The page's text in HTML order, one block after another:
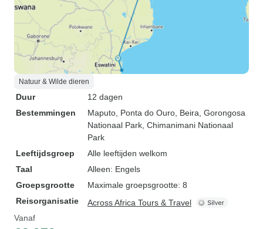
Natuur & Wilde dieren
Duur
12 dagen
Bestemmingen
Maputo , Ponta do Ouro , Beira , Gorongosa
Nationaal Park , Chimanimani Nationaal
Park
Leeftijdsgroep
Alle leeftijden welkom
Taal
Alleen: Engels
Groepsgrootte
Maximale groepsgrootte: 8
Reisorganisatie
Across Africa Tours & Travel
Vanaf